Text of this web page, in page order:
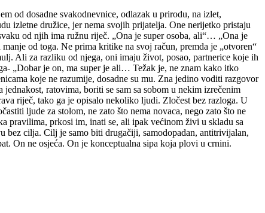
od dosadne svakodnevnice, odlazak u prirodu, na izlet,
izletne družice, jer nema svojih prijatelja. One nerijetko pristaju
od njih ima ružnu riječ. „Ona je super osoba, ali“… „Ona je
od toga. Ne prima kritike na svoj račun, premda je „otvoren“
Ali za razliku od njega, oni imaju život, posao, partnerice koje ih
„Dobar je on, ma super je ali… Težak je, ne znam kako itko
koje ne razumije, dosadne su mu. Zna jedino voditi razgovor
ratovima, boriti se sam sa sobom u nekim izrečenim
riječ, tako ga je opisalo nekoliko ljudi. Zločest bez razloga. U
ljude za stolom, ne zato što nema novaca, nego zato što ne
pravilima, prkosi im, inati se, ali ipak većinom živi u skladu sa
bez cilja. Cilj je samo biti drugačiji, samodopadan, antitrivijalan,
On ne osjeća. On je konceptualna sipa koja plovi u crnini.